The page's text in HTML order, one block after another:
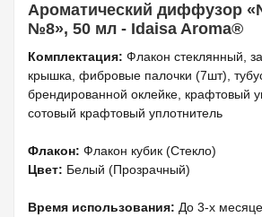
Ароматический диффузор
№8», 50 мл - Idaisa Aroma®
Комплектация: Флакон стеклянный,
крышка, фибровые палочки (7шт),
брендированной оклейке, крафтовый
сотовый крафтовый уплотнитель
Флакон: Флакон кубик (Стекло)
Цвет: Белый (Прозрачный)
Время использования: До 3-х